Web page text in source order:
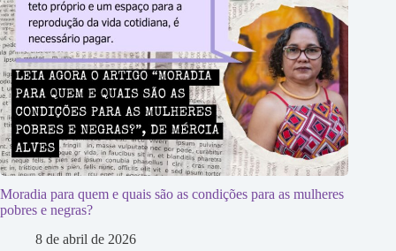
Moradia para quem e quais são as condições para as mulheres
pobres e negras?
8 de abril de 2026